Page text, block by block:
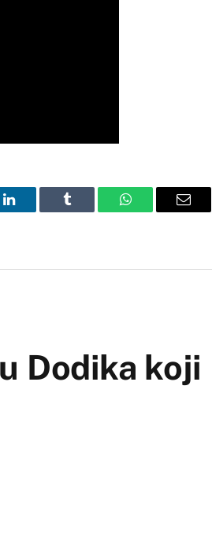
LinkedIn Tumblr WhatsAppEmail
Dodika koji